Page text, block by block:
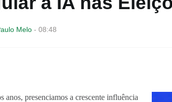
Melo - 08:48
anos, presenciamos a crescente influência